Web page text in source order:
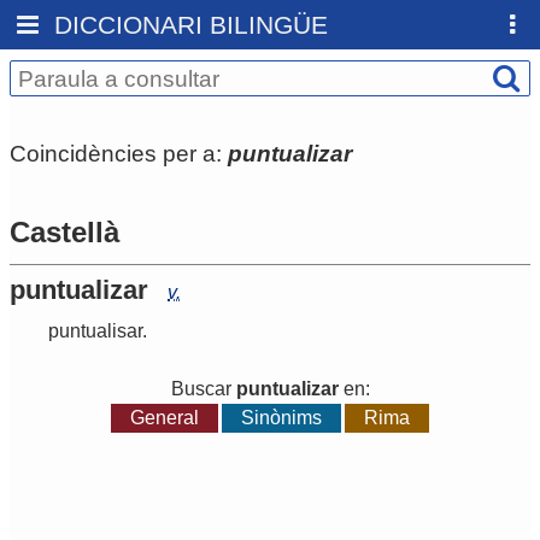
DICCIONARI BILINGÜE
Coincidències per a: puntualizar
Castellà
puntualizar
v.
puntualisar.
Buscar puntualizaren:
General
Sinònims Rima